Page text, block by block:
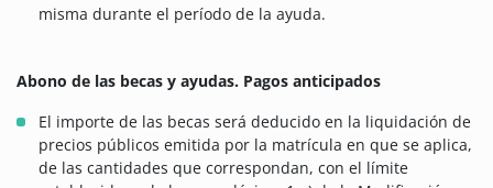
misma durante el período de la ayuda.
Abono de las becas y ayudas. Pagos anticipados
El importe de las becas será deducido en la liquidación de
precios públicos emitida por la matrícula en que se aplica,
de las cantidades que correspondan, con el límite